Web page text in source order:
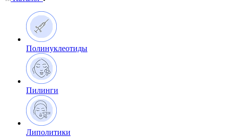
Полинуклеотиды
Пилинги
Липолитики